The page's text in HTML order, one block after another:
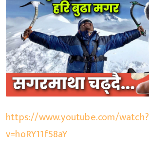
https://www.youtube.com/watch?
v=hoRY11f58aY